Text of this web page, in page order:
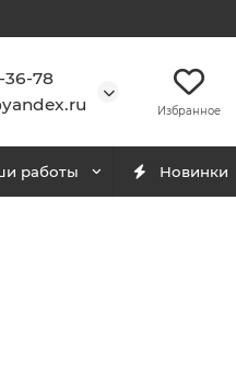
36-78
Избранное
работы Новинки